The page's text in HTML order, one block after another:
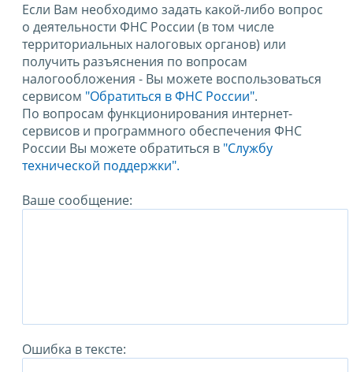
Если Вам необходимо задать какой-либо вопрос
о деятельности ФНС России (в том числе
территориальных налоговых органов) или
получить разъяснения по вопросам
налогообложения - Вы можете воспользоваться
сервисом "Обратиться в ФНС России".
По вопросам функционирования интернет-
сервисов и программного обеспечения ФНС
России Вы можете обратиться в "Службу
технической поддержки".
Ваше сообщение:
Ошибка в тексте: